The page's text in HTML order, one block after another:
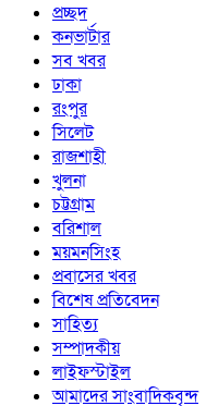
প্রচ্ছদ
কনভার্টার
সব খবর
ঢাকা
রংপুর
সিলেট
রাজশাহী
খুলনা
চট্টগ্রাম
বরিশাল
ময়মনসিংহ
প্রবাসের খবর
বিশেষ প্রতিবেদন
সাহিত্য
সম্পাদকীয়
লাইফস্টাইল
আমাদের সাংবাদিকবৃন্দ